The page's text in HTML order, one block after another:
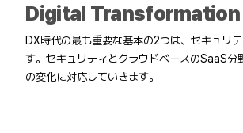
Digital Transformation
DX時代の最も重要な基本の2つは、セキュリ
す。セキュリティとクラウドベースのSaaS分
の変化に対応していきます。